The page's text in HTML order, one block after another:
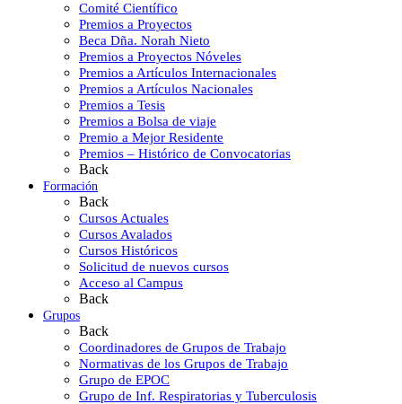
Comité Científico
Premios a Proyectos
Beca Dña. Norah Nieto
Premios a Proyectos Nóveles
Premios a Artículos Internacionales
Premios a Artículos Nacionales
Premios a Tesis
Premios a Bolsa de viaje
Premio a Mejor Residente
Premios – Histórico de Convocatorias
Back
Formación
Back
Cursos Actuales
Cursos Avalados
Cursos Históricos
Solicitud de nuevos cursos
Acceso al Campus
Back
Grupos
Back
Coordinadores de Grupos de Trabajo
Normativas de los Grupos de Trabajo
Grupo de EPOC
Grupo de Inf. Respiratorias y Tuberculosis